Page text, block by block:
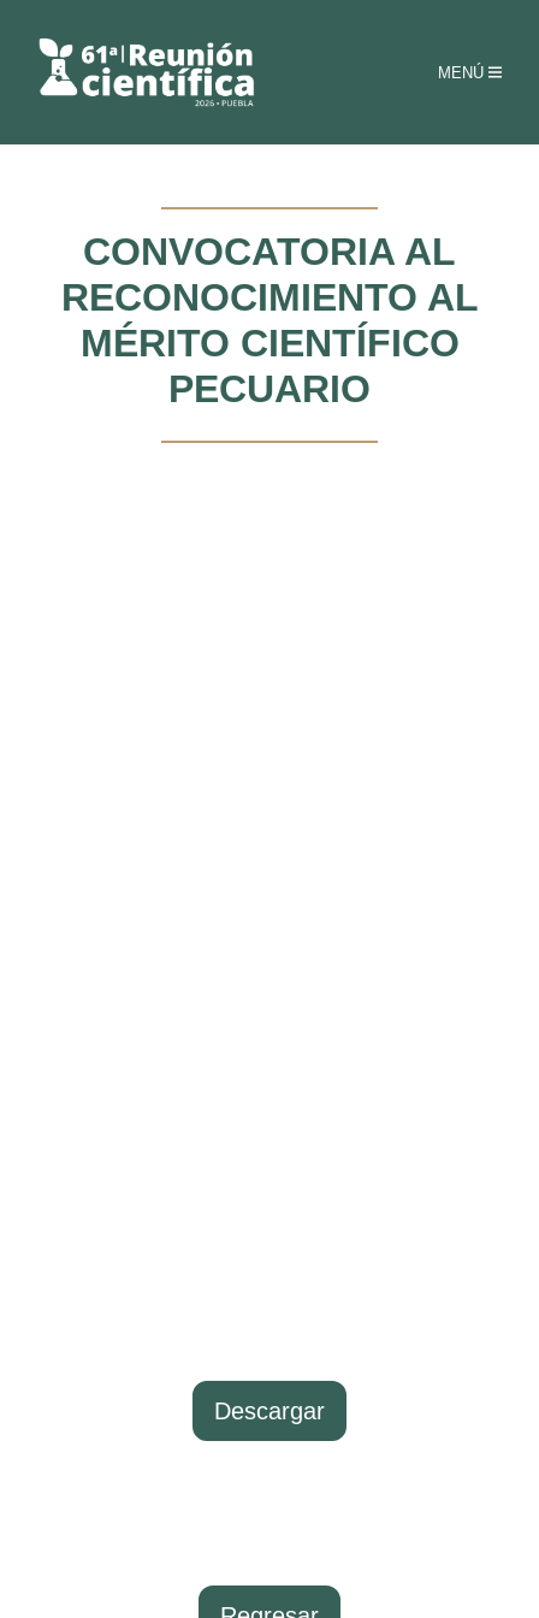
MENÚ
CONVOCATORIA AL
RECONOCIMIENTO AL
MÉRITO CIENTÍFICO
PECUARIO
Descargar